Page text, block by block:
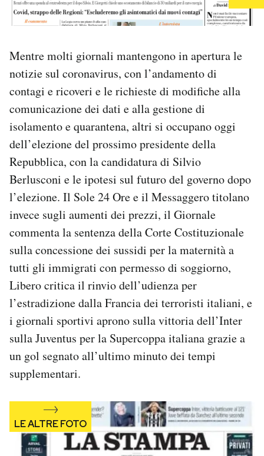
NEWSLETTER
CALENDARIO
AREA PERSONALE
Area Personale
Newsletter
Notifiche mobile
Regala il Post
Hai bisogno di aiuto?
Esci
Mentre molti giornali mantengono in apertura le
notizie sul coronavirus, con l’andamento di
contagi e ricoveri e le richieste di modifiche alla
comunicazione dei dati e alla gestione di
isolamento e quarantena, altri si occupano oggi
dell’elezione del prossimo presidente della
Repubblica, con la candidatura di Silvio
Berlusconi e le ipotesi sul futuro del governo dopo
l’elezione. Il Sole 24 Ore e il Messaggero titolano
invece sugli aumenti dei prezzi, il Giornale
commenta la sentenza della Corte Costituzionale
sulla concessione dei sussidi per la maternità a
tutti gli immigrati con permesso di soggiorno,
Libero critica il rinvio dell’udienza per
l’estradizione dalla Francia dei terroristi italiani, e
i giornali sportivi aprono sulla vittoria dell’Inter
sulla Juventus per la Supercoppa italiana grazie a
un gol segnato all’ultimo minuto dei tempi
supplementari.